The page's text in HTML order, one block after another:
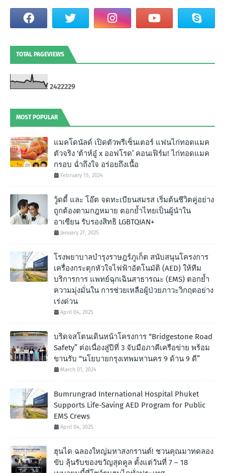
TOTAL PAGEVIEWS
2422229
MOST POPULAR
แมคโดนัลด์ เปิดตัวพรีเซ็นเตอร์ แฟนไก่ทอดแมค
ตัวจริง ‘ต้าห์อู๋ x ออฟโรด’ คอนเฟิร์ม! ไก่ทอดแมค
กรอบ ฉํ่าถึงใจ อร่อยถึงเนื้อ
February 15, 2024
วู้ดดี้ และ โอ๊ต จดทะเบียนสมรส เริ่มต้นชีวิตคู่อย่าง
ถูกต้องตามกฎหมาย ตอกย้ำไทยเป็นผู้นำใน
อาเซียน รับรองสิทธิ LGBTQIAN+
January 27, 2025
โรงพยาบาลบำรุงราษฎร์ภูเก็ต สนับสนุนโครงการ
เครื่องกระตุกหัวใจไฟฟ้าอัตโนมัติ (AED) ให้ทีม
บริการการ แพทย์ฉุกเฉินสาธารณะ (EMS) ตอกย้ำ
ความมุ่งมั่นใน การช่วยเหลือผู้ป่วยภาวะวิกฤตอย่าง
เร่งด่วน
April 04, 2025
บริดจสโตนเดินหน้าโครงการ “Bridgestone Road
Safety” ต่อเนื่องสู่ปีที่ 3 จับมือภาคีเครือข่าย พร้อม
ขานรับ “นโยบายกรุงเทพมหานคร 9 ด้าน 9 ดี”
March 01, 2024
Bumrungrad International Hospital Phuket
Supports Life-Saving AED Program for Public
EMS Crews
April 04, 2025
ฮุนได ฉลองใหญ่มหาสงกรานต์! ชวนคุณมาทดลอง
ขับ ลุ้นรับของขวัญสุดคูล ตั้งแต่วันที่ 7 – 18